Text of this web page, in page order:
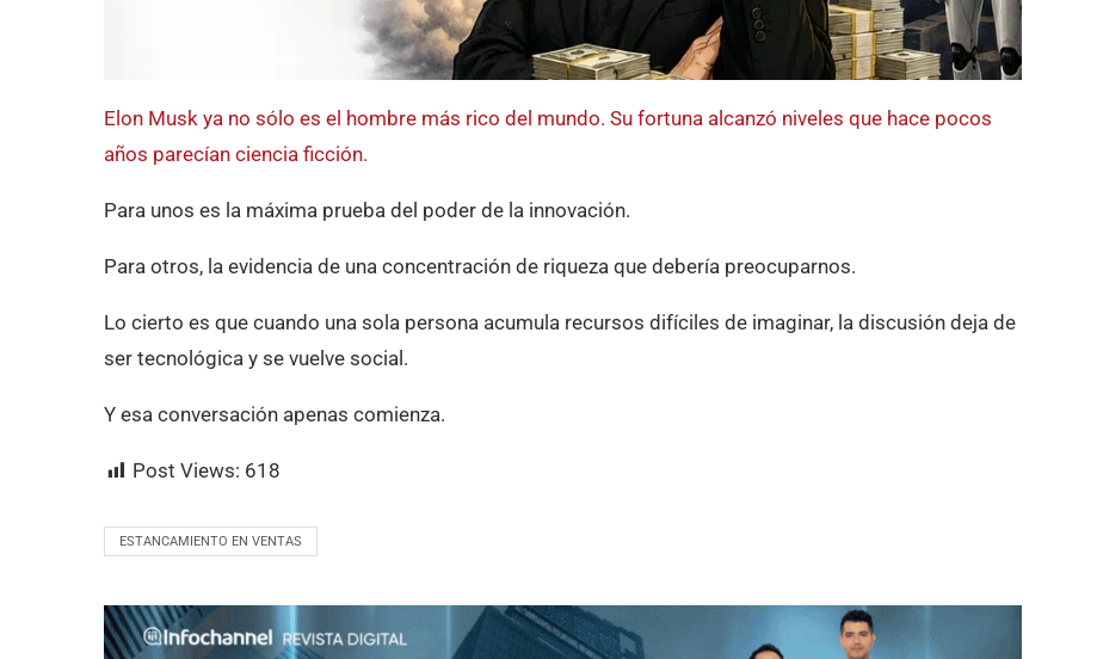
Elon Musk ya no sólo es el hombre más rico del mundo. Su fortuna alcanzó niveles que hace pocos
años parecían ciencia ficción.
Para unos es la máxima prueba del poder de la innovación.
Para otros, la evidencia de una concentración de riqueza que debería preocuparnos.
Lo cierto es que cuando una sola persona acumula recursos difíciles de imaginar, la discusión deja de
ser tecnológica y se vuelve social.
Y esa conversación apenas comienza.
Post Views: 618
ESTANCAMIENTO EN VENTAS